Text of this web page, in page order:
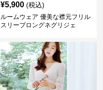
¥5,900 (税込)
ルームウェア 優美な襟元フリル
スリーブロングネグリジェ